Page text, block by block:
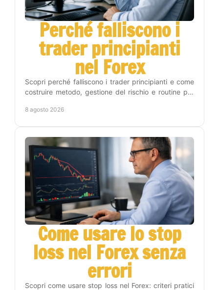
Perché falliscono i
trader principianti
nel Forex
Scopri perché falliscono i trader principianti e come
costruire metodo, gestione del rischio e routine per
8 agosto 2026
Come usare lo stop
loss nel Forex senza
errori
Scopri come usare stop loss nel Forex: criteri pratici